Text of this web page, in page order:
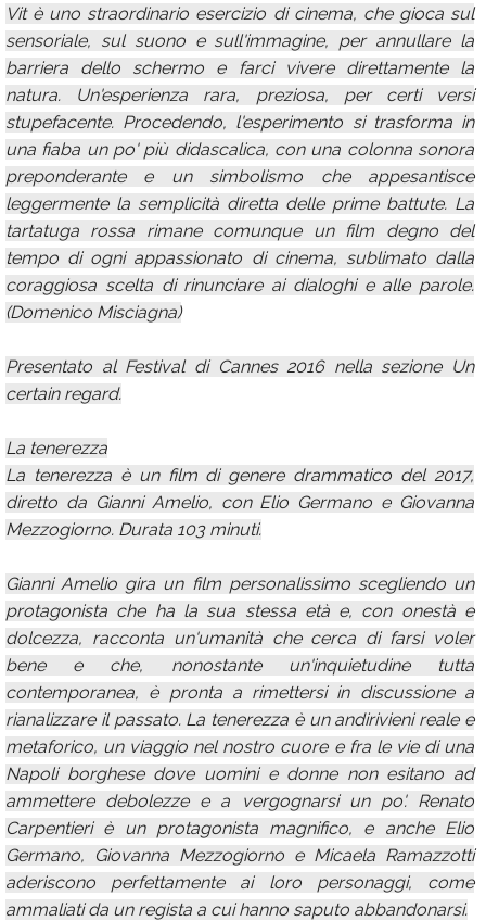
Vit è uno straordinario esercizio di cinema, che gioca sul
sensoriale, sul suono e sull'immagine, per annullare la
barriera dello schermo e farci vivere direttamente la
natura. Un'esperienza rara, preziosa, per certi versi
stupefacente. Procedendo, l'esperimento si trasforma in
una fiaba un po' più didascalica, con una colonna sonora
preponderante e un simbolismo che appesantisce
leggermente la semplicità diretta delle prime battute. La
tartatuga rossa rimane comunque un film degno del
tempo di ogni appassionato di cinema, sublimato dalla
coraggiosa scelta di rinunciare ai dialoghi e alle parole.
(Domenico Misciagna)
Presentato al Festival di Cannes 2016 nella sezione Un
certain regard.
La tenerezza
La tenerezza è un film di genere drammatico del 2017,
diretto da Gianni Amelio, con Elio Germano e Giovanna
Mezzogiorno. Durata 103 minuti.
Gianni Amelio gira un film personalissimo scegliendo un
protagonista che ha la sua stessa età e, con onestà e
dolcezza, racconta un'umanità che cerca di farsi voler
bene e che, nonostante un'inquietudine tutta
contemporanea, è pronta a rimettersi in discussione a
rianalizzare il passato. La tenerezza è un andirivieni reale e
metaforico, un viaggio nel nostro cuore e fra le vie di una
Napoli borghese dove uomini e donne non esitano ad
ammettere debolezze e a vergognarsi un po'. Renato
Carpentieri è un protagonista magnifico, e anche Elio
Germano, Giovanna Mezzogiorno e Micaela Ramazzotti
aderiscono perfettamente ai loro personaggi, come
ammaliati da un regista a cui hanno saputo abbandonarsi.